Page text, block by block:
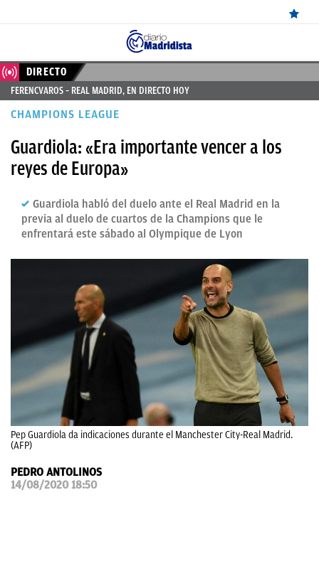
ÚLTIMAS
NOTICIAS
MADRID
BALONCESTO
CANTERA
FICHAJES
DIRECTO
OKDIARIO
DIRECTO
FERENCVAROS – REAL MADRID, EN DIRECTO HOY
CHAMPIONS LEAGUE
Guardiola: «Era importante vencer a los
reyes de Europa»
Guardiola habló del duelo ante el Real Madrid en la
previa al duelo de cuartos de la Champions que le
enfrentará este sábado al Olympique de Lyon
Pep Guardiola da indicaciones durante el Manchester City-Real Madrid.
(AFP)
PEDRO ANTOLINOS
14/08/2020 18:50